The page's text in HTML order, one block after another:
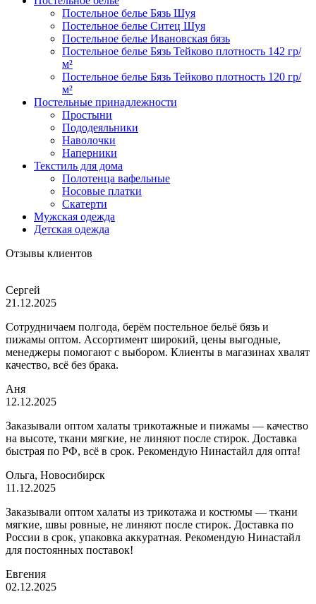
Постельное белье Бязь Шуя
Постельное белье Ситец Шуя
Постельное белье Ивановская бязь
Постельное белье Бязь Тейково плотность 142 гр/
м²
Постельное белье Бязь Тейково плотность 120 гр/
м²
Постельные принадлежности
Простыни
Пододеяльники
Наволочки
Наперники
Текстиль для дома
Полотенца вафельные
Носовые платки
Скатерти
Мужская одежда
Детская одежда
Отзывы клиентов
Сергей
21.12.2025
Сотрудничаем полгода, берём постельное бельё бязь и
пижамы оптом. Ассортимент широкий, цены выгодные,
менеджеры помогают с выбором. Клиенты в магазинах хвалят
качество, всё без брака.
Аня
12.12.2025
Заказывали оптом халаты трикотажные и пижамы — качество
на высоте, ткани мягкие, не линяют после стирок. Доставка
быстрая по РФ, всё в срок. Рекомендую Нинастайл для опта!
Ольга, Новосибирск
11.12.2025
Заказывали оптом халаты из трикотажа и костюмы — ткани
мягкие, швы ровные, не линяют после стирок. Доставка по
России в срок, упаковка аккуратная. Рекомендую Нинастайл
для постоянных поставок!
Евгения
02.12.2025